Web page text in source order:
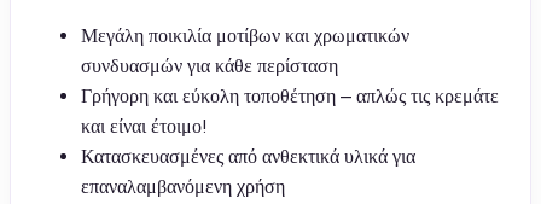
Μεγάλη ποικιλία μοτίβων και χρωματικών
συνδυασμών για κάθε περίσταση
Γρήγορη και εύκολη τοποθέτηση – απλώς τις κρεμάτε
και είναι έτοιμο!
Κατασκευασμένες από ανθεκτικά υλικά για
επαναλαμβανόμενη χρήση